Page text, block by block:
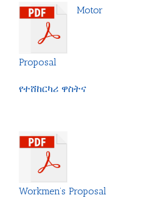
Motor
Proposal
የተሸከርካሪ ዋስትና
Workmen’s Proposal